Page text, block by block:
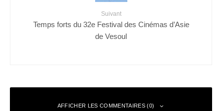
Suivant
Temps forts du 32e Festival des Cinémas d’Asie
de Vesoul
AFFICHER LES COMMENTAIRES (0)